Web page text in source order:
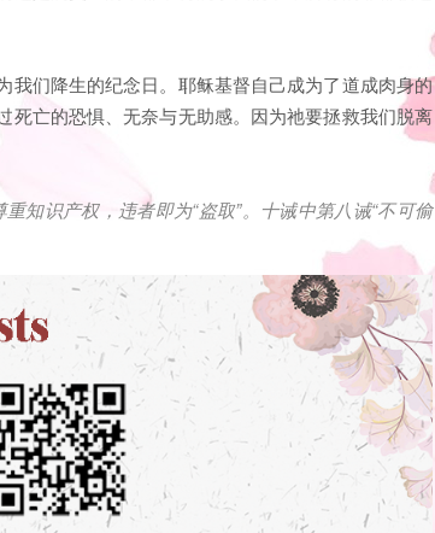
们降生的纪念日。耶稣基督自己成为了道成肉身的
亡的恐惧、无奈与无助感。因为祂要拯救我们脱离
知识产权，违者即为“盗取”。十诫中第八诫“不可偷